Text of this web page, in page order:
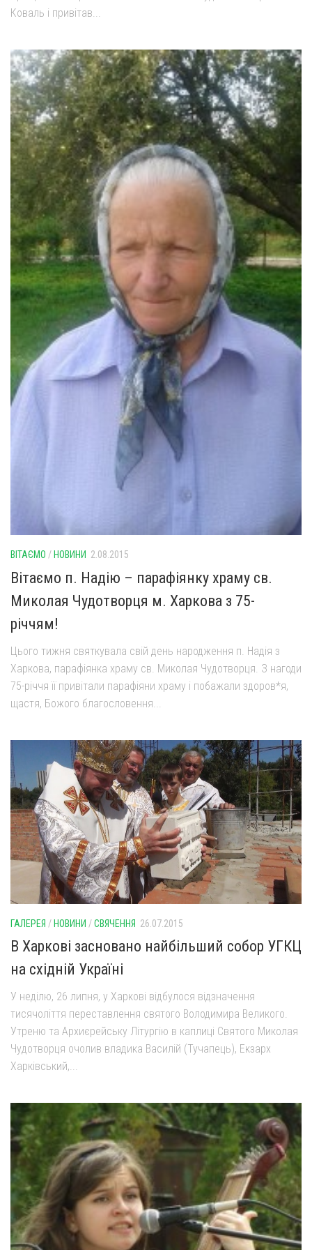
Св. Йосифа ОПДМ
Монастир Успення Пресвятої Богородиці Сестер Чину
Святого Василія Великого
Комісії
Катехитична комісія
Комісія у справах молоді
Комісія у справах родини
Комісія з питань душпастирства охорони здоров’я
Спільноти
Квіти Слобожанщини
Харківщина
Полтавщина
Сумщина
Оголошення
Трансляції
Коваль і привітав...
ВІТАЄМО / НОВИНИ 2.08.2015
Вітаємо п. Надію – парафіянку храму св.
Миколая Чудотворця м. Харкова з 75-
річчям!
Цього тижня святкувала свій день народження п. Надія з
Харкова, парафіянка храму св. Миколая Чудотворця. З нагоди
75-річчя її привітали парафіяни храму і побажали здоров*я,
щастя, Божого благословення...
ГАЛЕРЕЯ / НОВИНИ /СВЯЧЕННЯ 26.07.2015
В Харкові засновано найбільший собор УГКЦ
на східній Україні
У неділю, 26 липня, у Харкові відбулося відзначення
тисячоліття переставлення святого Володимира Великого.
Утреню та Архиєрейську Літургію в каплиці Святого Миколая
Чудотворця очолив владика Василій (Тучапець), Екзарх
Харківський,...